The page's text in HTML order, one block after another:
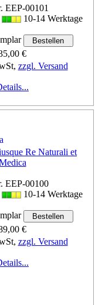
EEP-00101
10-14 Werktage
€
zzgl. Versand
Re Naturali et
EEP-00100
10-14 Werktage
€
zzgl. Versand